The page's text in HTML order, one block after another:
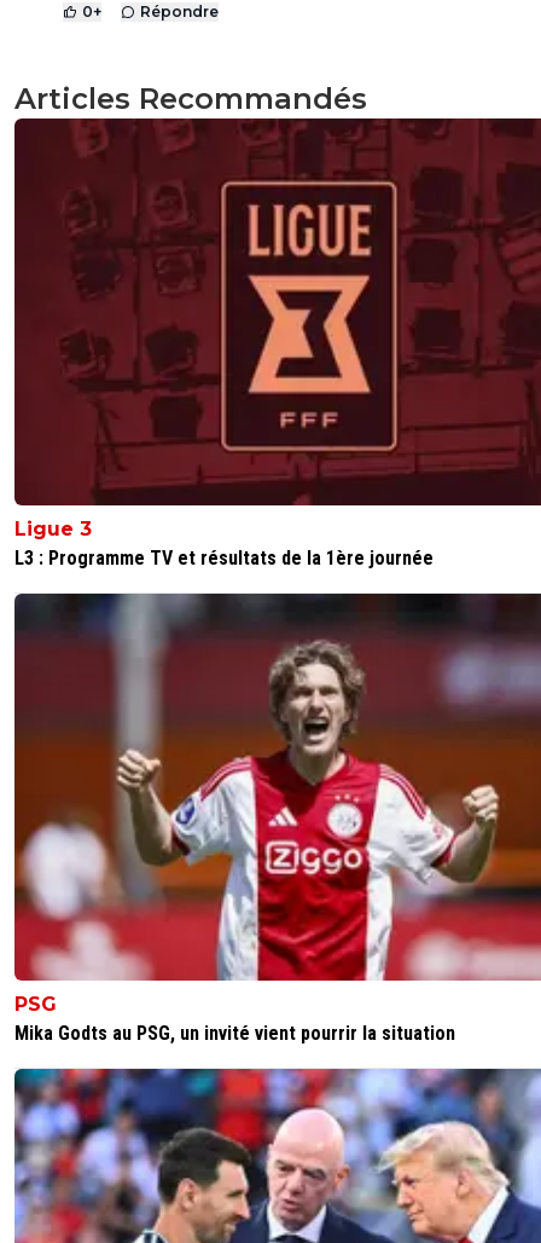
0+ Répondre
Articles Recommandés
Ligue 3
L3 : Programme TV et résultats de la 1ère journée
PSG
Mika Godts au PSG, un invité vient pourrir la situation